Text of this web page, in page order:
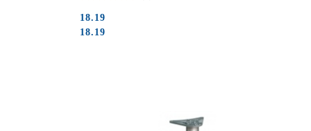
Cena:
18.19
Cena:
18.19